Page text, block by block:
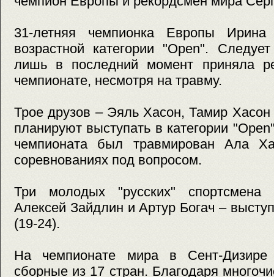
31-летняя чемпионка Европы
возрастной категории "Open".
лишь в последний момент приняла
чемпионате, несмотря на травму.
Трое друзов – Эяль Хасон, Тамир
планируют выступать в категории
чемпионата был травмирован Ала
соревнованиях под вопросом.
Три молодых "русских"
Алексей Зайдлин и Артур Богач –
(19-24).
На чемпионате мира в Сент-Дизире
сборные из 17 стран. Благодаря